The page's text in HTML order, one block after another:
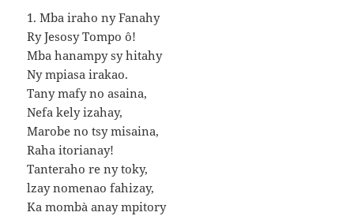
1. Mba iraho ny Fanahy
Ry Jesosy Tompo ô!
Mba hanampy sy hitahy
Ny mpiasa irakao.
Tany mafy no asaina,
Nefa kely izahay,
Marobe no tsy misaina,
Raha itorianay!
Tanteraho re ny toky,
lzay nomenao fahizay,
Ka mombà anay mpitory